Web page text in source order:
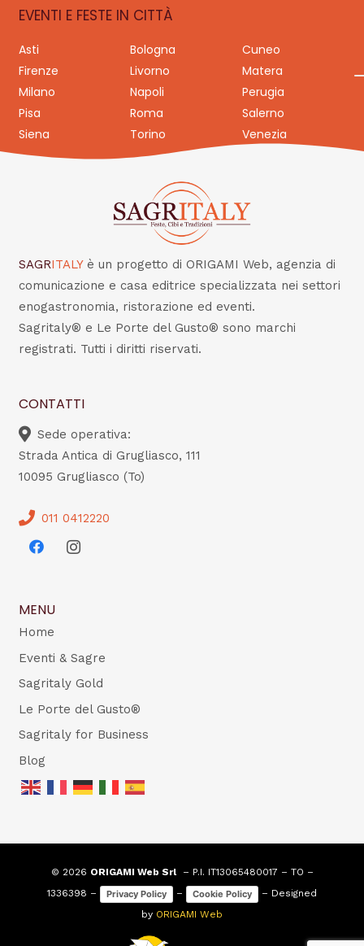
EVENTI E FESTE IN CITTÀ
Asti Bologna
Cuneo
Firenze
Livorno
Matera
Milano
Napoli
Perugia
Pisa
Roma
Salerno
Siena
Torino Venezia
SAGRITALY è un progetto di ORIGAMI Web, agenzia di
comunicazione e casa editrice specializzata nei settori
enogastronomia, ristorazione ed eventi.
Sagritaly® e Le Porte del Gusto® sono marchi
registrati. Tutti i diritti riservati.
CONTATTI
Sede operativa:
Strada Antica di Grugliasco, 111
10095 Grugliasco (To)
011 0412220
MENU
Home
Eventi & Sagre
Sagritaly Gold
Le Porte del Gusto®
Sagritaly for Business
Blog
© 2026 ORIGAMI Web Srl– P.I. IT13065480017 – TO –
1336398 –
Privacy Policy – Cookie Policy
– Designed
by ORIGAMI Web